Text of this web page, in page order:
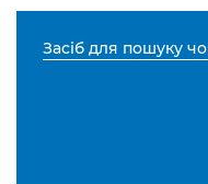
Засіб для пошуку